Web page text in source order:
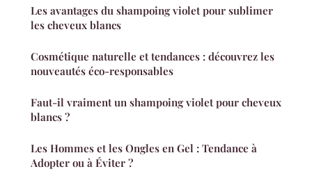
Les avantages du shampoing violet pour sublimer
les cheveux blancs
Cosmétique naturelle et tendances : découvrez les
nouveautés éco-responsables
Faut-il vraiment un shampoing violet pour cheveux
blancs ?
Les Hommes et les Ongles en Gel : Tendance à
Adopter ou à Éviter ?